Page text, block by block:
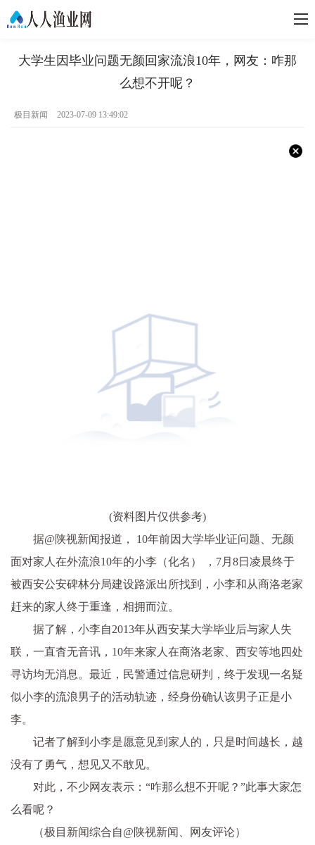
大学生因毕业问题无颜回家流浪10年，网友：咋那
么想不开呢？
极目新闻 2023-07-09 13:49:02
(资料图片仅供参考)
据@陕视新闻报道， 10年前因大学毕业证问题、无颜
面对家人在外流浪10年的小李（化名） ，7月8日凌晨终于
被西安公安碑林分局建设路派出所找到，小李和从商洛老家
赶来的家人终于重逢，相拥而泣。
据了解，小李自2013年从西安某大学毕业后与家人失
联，一直杳无音讯，10年来家人在商洛老家、西安等地四处
寻访均无消息。最近，民警通过信息研判，终于发现一名疑
似小李的流浪男子的活动轨迹，经身份确认该男子正是小
李。
记者了解到小李是愿意见到家人的，只是时间越长，越
没有了勇气，想见又不敢见。
对此，不少网友表示：“咋那么想不开呢？”此事大家怎
么看呢？
（极目新闻综合自@陕视新闻、网友评论）